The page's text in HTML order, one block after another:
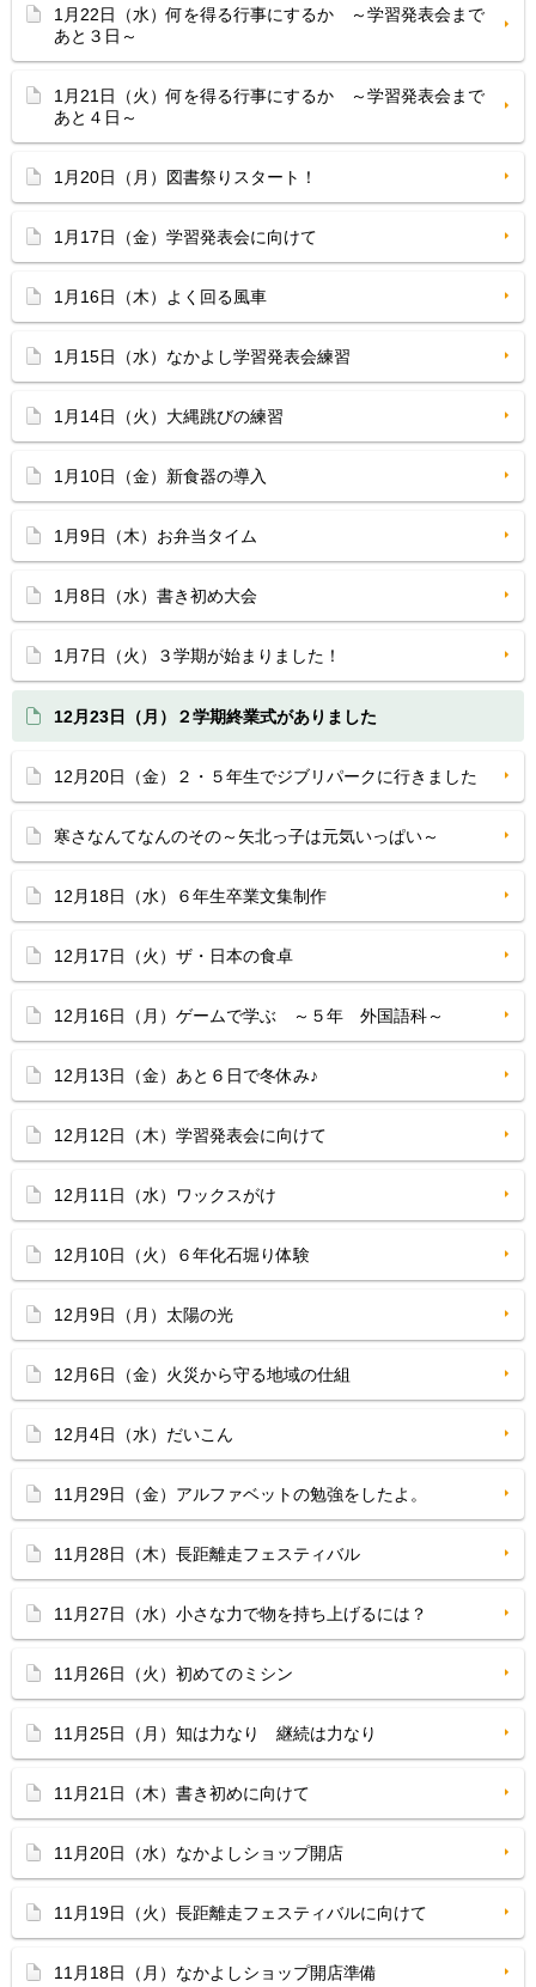
1月22日（水）何を得る行事にするか ～学習発表会まで
あと３日～
1月21日（火）何を得る行事にするか ～学習発表会まで
あと４日～
1月20日（月）図書祭りスタート！
1月17日（金）学習発表会に向けて
1月16日（木）よく回る風車
1月15日（水）なかよし学習発表会練習
1月14日（火）大縄跳びの練習
1月10日（金）新食器の導入
1月9日（木）お弁当タイム
1月8日（水）書き初め大会
1月7日（火）３学期が始まりました！
12月23日（月）２学期終業式がありました
12月20日（金）２・５年生でジブリパークに行きました
寒さなんてなんのその～矢北っ子は元気いっぱい～
12月18日（水）６年生卒業文集制作
12月17日（火）ザ・日本の食卓
12月16日（月）ゲームで学ぶ ～５年 外国語科～
12月13日（金）あと６日で冬休み♪
12月12日（木）学習発表会に向けて
12月11日（水）ワックスがけ
12月10日（火）６年化石堀り体験
12月9日（月）太陽の光
12月6日（金）火災から守る地域の仕組
12月4日（水）だいこん
11月29日（金）アルファベットの勉強をしたよ。
11月28日（木）長距離走フェスティバル
11月27日（水）小さな力で物を持ち上げるには？
11月26日（火）初めてのミシン
11月25日（月）知は力なり 継続は力なり
11月21日（木）書き初めに向けて
11月20日（水）なかよしショップ開店
11月19日（火）長距離走フェスティバルに向けて
11月18日（月）なかよしショップ開店準備